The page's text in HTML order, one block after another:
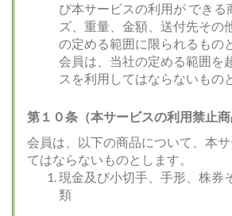
び本サービスの利用が できる
ズ、重量、金額、送付先その
の定める範囲に限られるもの
会員は、当社の定める範囲を
スを利用してはならないもの
第１０条（本サービスの利用禁止商
会員は、以下の商品について、本
てはならないものとします。
現金及び小切手、手形、株券
類